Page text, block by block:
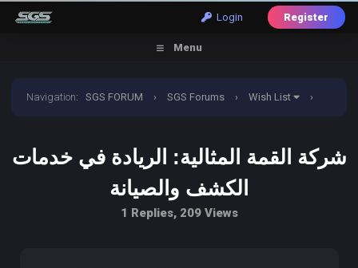
Login Register
Menu
Navigation:SGS FORUM › SGS Forums › Wish List ›
شركة القمة المثالية: الريادة في خدمات
الكشف والصيانة
1 Replies, 209 Views